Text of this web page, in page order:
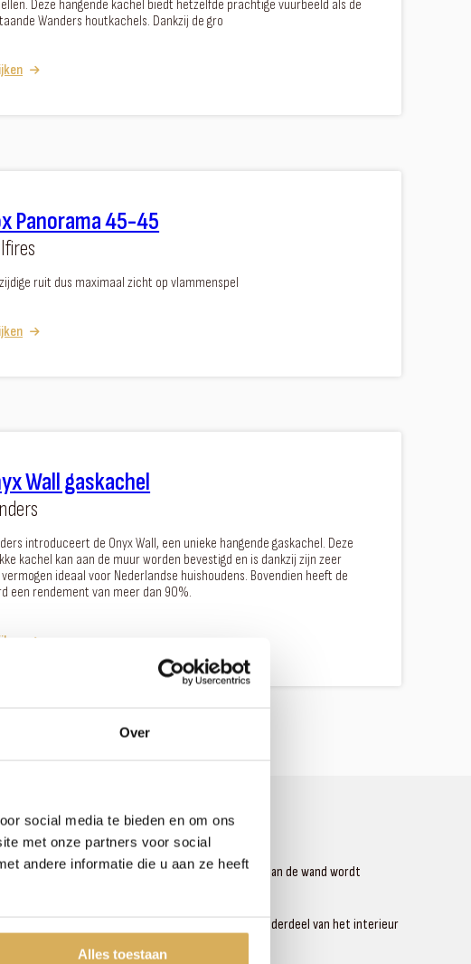
Over
social media te bieden en om ons
met onze partners voor social
andere informatie die u aan ze heeft
Alles toestaan
Deze hangende kachel biedt hetzelfde prachtige vuurbeeld als de
Wanders houtkachels. Dankzij de gro
Panorama 45-45
ruit dus maximaal zicht op vlammenspel
Wall gaskachel
introduceert de Onyx Wall, een unieke hangende gaskachel. Deze
kachel kan aan de muur worden bevestigd en is dankzij zijn zeer
vermogen ideaal voor Nederlandse huishoudens. Bovendien heeft de
een rendement van meer dan 90%.
binnenkomt. Doordat de haard los van de vloer aan de wand wordt
terwijl de haard tegelijkertijd een architectonisch onderdeel van het interieur